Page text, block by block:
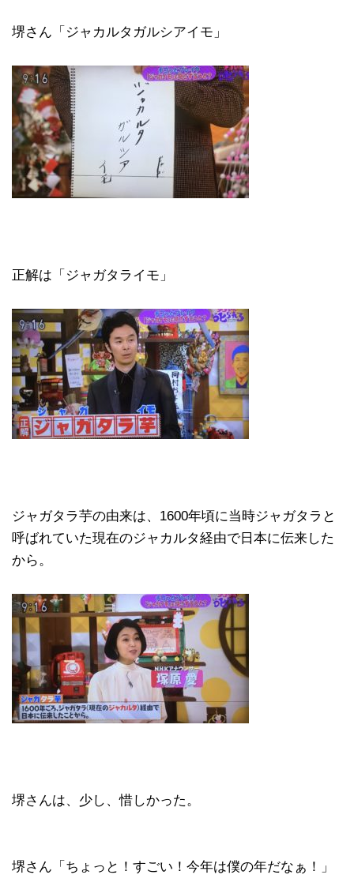
堺さん「ジャカルタガルシアイモ」
正解は「ジャガタライモ」
ジャガタラ芋の由来は、1600年頃に当時ジャガタラと
呼ばれていた現在のジャカルタ経由で日本に伝来した
から。
堺さんは、少し、惜しかった。
堺さん「ちょっと！すごい！今年は僕の年だなぁ！」